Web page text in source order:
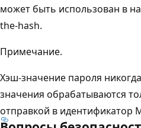
может быть использован в
the-hash.
Примечание.
Хэш-значение пароля
значения обрабатываются
отправкой в идентификатор